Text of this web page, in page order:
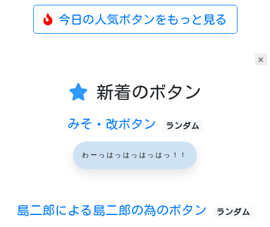
×
今日の人気ボタンをもっと見る
新着のボタン
みそ・改ボタン ランダム
わーっはっはっはっはっ！！
島二郎による島二郎の為のボタン ランダム